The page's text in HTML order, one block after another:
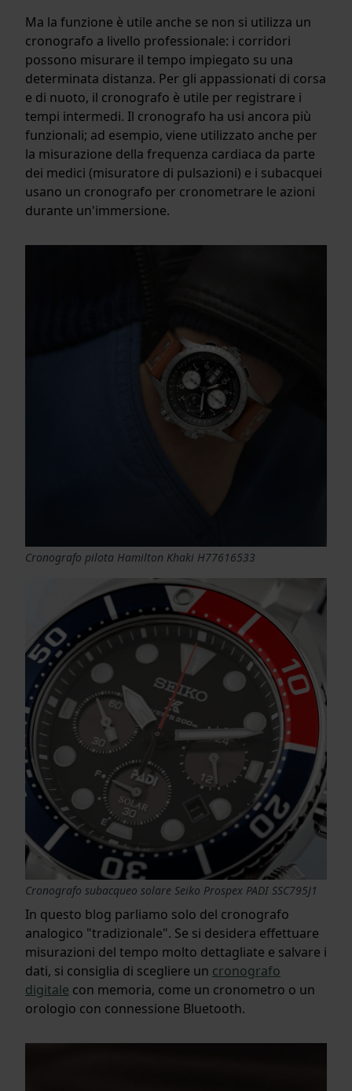
Ma la funzione è utile anche se non si utilizza un
cronografo a livello professionale: i corridori
possono misurare il tempo impiegato su una
determinata distanza. Per gli appassionati di corsa
e di nuoto, il cronografo è utile per registrare i
tempi intermedi. Il cronografo ha usi ancora più
funzionali; ad esempio, viene utilizzato anche per
la misurazione della frequenza cardiaca da parte
dei medici (misuratore di pulsazioni) e i subacquei
usano un cronografo per cronometrare le azioni
durante un'immersione.
Cronografo pilota Hamilton Khaki H77616533
Cronografo subacqueo solare Seiko Prospex PADI SSC795J1
In questo blog parliamo solo del cronografo
analogico "tradizionale". Se si desidera effettuare
misurazioni del tempo molto dettagliate e salvare i
dati, si consiglia di scegliere un cronografo
digitale con memoria, come un cronometro o un
orologio con connessione Bluetooth.